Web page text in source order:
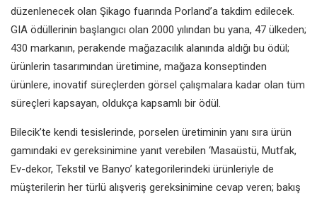
düzenlenecek olan Şikago fuarında Porland’a takdim edilecek.
GIA ödüllerinin başlangıcı olan 2000 yılından bu yana, 47 ülkeden;
430 markanın, perakende mağazacılık alanında aldığı bu ödül;
ürünlerin tasarımından üretimine, mağaza konseptinden
ürünlere, inovatif süreçlerden görsel çalışmalara kadar olan tüm
süreçleri kapsayan, oldukça kapsamlı bir ödül.
Bilecik’te kendi tesislerinde, porselen üretiminin yanı sıra ürün
gamındaki ev gereksinimine yanıt verebilen ‘Masaüstü, Mutfak,
Ev-dekor, Tekstil ve Banyo’ kategorilerindeki ürünleriyle de
müşterilerin her türlü alışveriş gereksinimine cevap veren; bakış